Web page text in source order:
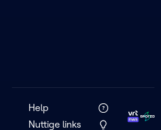
Help
Nuttige links